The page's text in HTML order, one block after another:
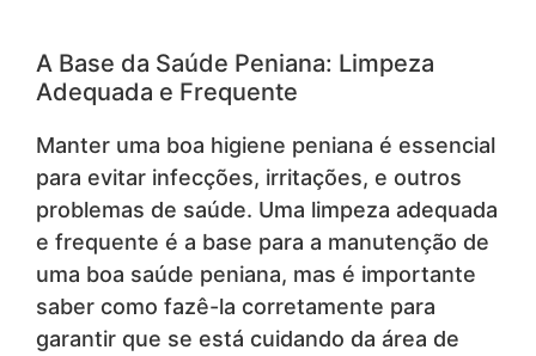
A Base da Saúde Peniana: Limpeza
Adequada e Frequente
Manter uma boa higiene peniana é essencial
para evitar infecções, irritações, e outros
problemas de saúde. Uma limpeza adequada
e frequente é a base para a manutenção de
uma boa saúde peniana, mas é importante
saber como fazê-la corretamente para
garantir que se está cuidando da área de